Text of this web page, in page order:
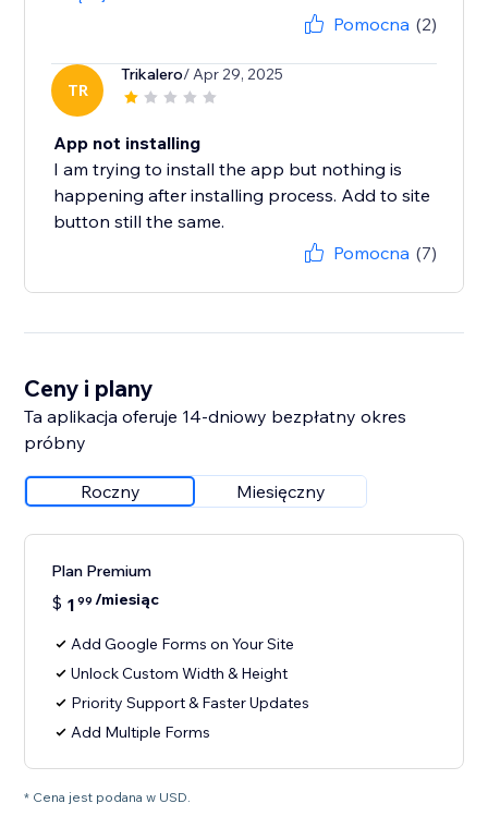
Pomocna (2)
TR
Trikalero/ Apr 29, 2025
App not installing
I am trying to install the app but nothing is
happening after installing process. Add to site
button still the same.
Pomocna (7)
Ceny i plany
Ta aplikacja oferuje 14-dniowy bezpłatny okres
próbny
Roczny Miesięczny
Plan Premium
$ 1 99 /miesiąc
Add Google Forms on Your Site
Unlock Custom Width & Height
Priority Support & Faster Updates
Add Multiple Forms
* Cena jest podana w USD.